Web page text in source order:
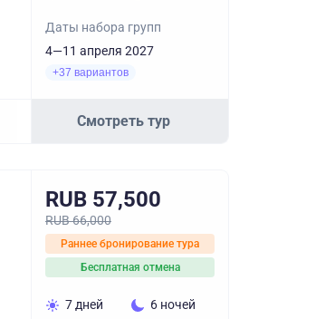
Даты набора групп
4—11 апреля 2027
+37 вариантов
Смотреть тур
RUB 57,500
RUB 66,000
Раннее бронирование тура
Бесплатная отмена
7 дней 6 ночей